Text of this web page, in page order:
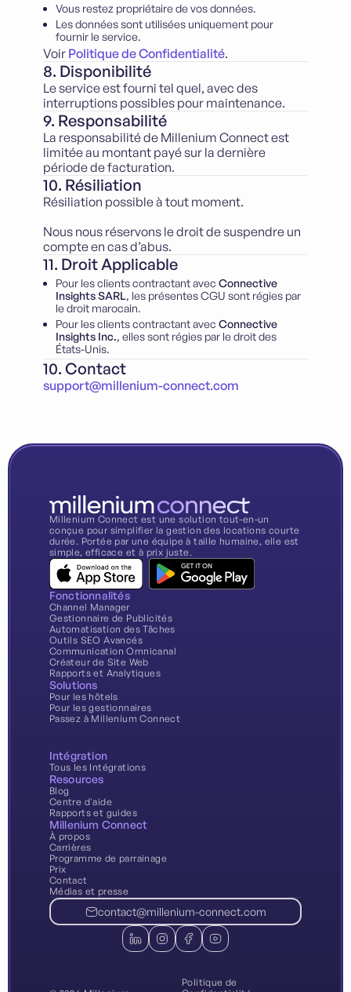
Vous restez propriétaire de vos données.
Les données sont utilisées uniquement pour
fournir le service.
Voir Politique de Confidentialité.
8. Disponibilité
Le service est fourni tel quel, avec des
interruptions possibles pour maintenance.
9. Responsabilité
La responsabilité de Millenium Connect est
limitée au montant payé sur la dernière
période de facturation.
10. Résiliation
Résiliation possible à tout moment.
Nous nous réservons le droit de suspendre un
compte en cas d’abus.
11. Droit Applicable
Pour les clients contractant avecConnective
Insights SARL, les présentes CGU sont régies par
le droit marocain.
Pour les clients contractant avecConnective
Insights Inc., elles sont régies par le droit des
États-Unis.
10. Contact
support@millenium-connect.com
Millenium Connect est une solution tout-en-un
conçue pour simplifier la gestion des locations courte
durée. Portée par une équipe à taille humaine, elle est
simple, efficace et à prix juste.
Fonctionnalités
Channel Manager
Gestionnaire de Publicités
Automatisation des Tâches
Outils SEO Avancés
Communication Omnicanal
Créateur de Site Web
Rapports et Analytiques
Solutions
Pour les hôtels
Pour les gestionnaires
Passez à Millenium Connect
Intégration
Tous les Intégrations
Resources
Blog
Centre d'aide
Rapports et guides
Millenium Connect
À propos
Carrières
Programme de parrainage
Prix
Contact
Médias et presse
contact@millenium-connect.com
Politique de